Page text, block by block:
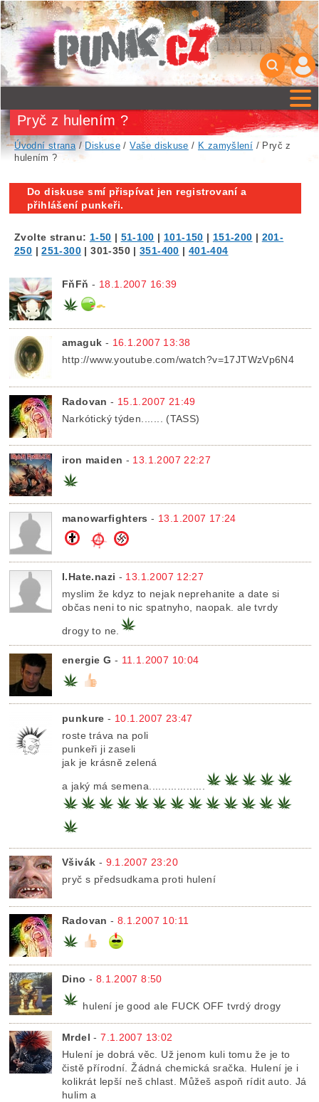
Pryč z hulením ?
Úvodní strana/ Diskuse /Vaše diskuse / K zamyšlení / Pryč z
hulením ?
Do diskuse smí přispívat jen registrovaní a
přihlášení punkeři.
Zvolte stranu: 1-50 | 51-100 | 101-150 | 151-200 | 201-
250 |251-300 |301-350|351-400 | 401-404
FňFň - 18.1.2007 16:39
amaguk - 16.1.2007 13:38
http://www.youtube.com/watch?v=17JTWzVp6N4
Radovan - 15.1.2007 21:49
Narkótický týden....... (TASS)
iron maiden - 13.1.2007 22:27
manowarfighters - 13.1.2007 17:24
I.Hate.nazi - 13.1.2007 12:27
myslim že kdyz to nejak neprehanite a date si
občas neni to nic spatnyho, naopak. ale tvrdy
drogy to ne.
energie G - 11.1.2007 10:04
punkure - 10.1.2007 23:47
roste tráva na poli
punkeři ji zaseli
jak je krásně zelená
a jaký má semena..................
Všivák - 9.1.2007 23:20
pryč s předsudkama proti hulení
Radovan - 8.1.2007 10:11
Dino - 8.1.2007 8:50
hulení je good ale FUCK OFF tvrdý drogy
Mrdel -7.1.2007 13:02
Hulení je dobrá věc. Už jenom kuli tomu že je to
čistě přírodní. Žádná chemická sračka. Hulení je i
kolikrát lepší neš chlast. Můžeš aspoň rídit auto. Já
hulim a